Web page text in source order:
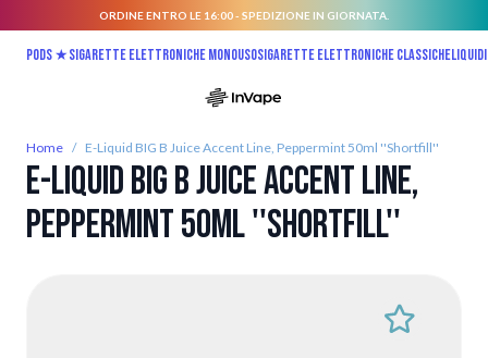
ORDINE ENTRO LE 16:00 - SPEDIZIONE IN GIORNATA.
Pods ★Sigarette elettroniche monousoSigarette elettroniche classiche
Home / E-Liquid BIG B Juice Accent Line, Peppermint 50ml ''Shortfill''
E-Liquid BIG B Juice Accent Line,
Peppermint 50ml ''Shortfill''